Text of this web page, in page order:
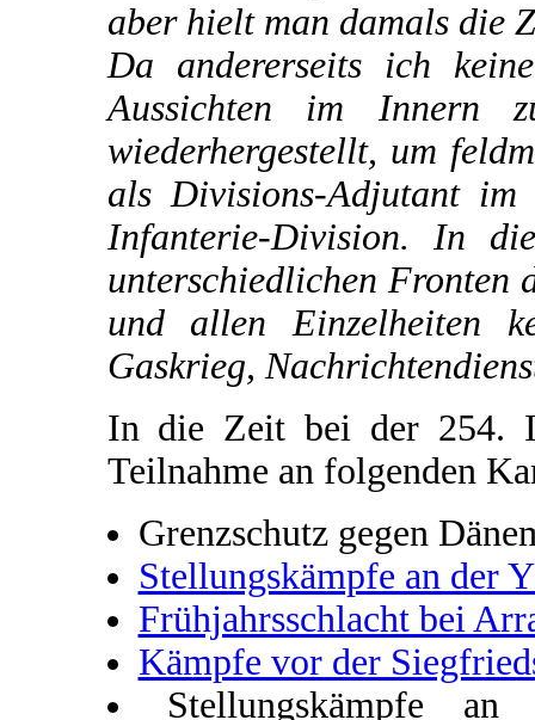
aber hielt man damals die
Da andererseits ich
Aussichten im Innern
wiederhergestellt, um
als Divisions-Adjutant im
Infanterie-Division. In
unterschiedlichen Fronten
und allen Einzelheiten
Gaskrieg,
In die Zeit bei der 254.
Teilnahme an folgenden
Grenzschutz gegen
Stellungskämpfe an der
Frühjahrsschlacht bei
Kämpfe vor der
Stellungskämpfe